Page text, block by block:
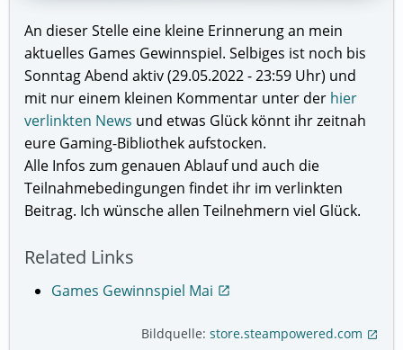
An dieser Stelle eine kleine Erinnerung an mein
aktuelles Games Gewinnspiel. Selbiges ist noch bis
Sonntag Abend aktiv (29.05.2022 - 23:59 Uhr) und
mit nur einem kleinen Kommentar unter der hier
verlinkten News und etwas Glück könnt ihr zeitnah
eure Gaming-Bibliothek aufstocken.
Alle Infos zum genauen Ablauf und auch die
Teilnahmebedingungen findet ihr im verlinkten
Beitrag. Ich wünsche allen Teilnehmern viel Glück.
Related Links
Games Gewinnspiel Mai open_in_new
Bildquelle: store.steampowered.com open_in_new